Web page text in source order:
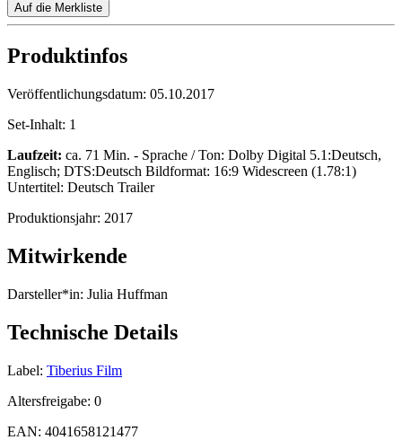
Auf die Merkliste
Produktinfos
Veröffentlichungsdatum: 05.10.2017
Set-Inhalt: 1
Laufzeit: ca. 71 Min. - Sprache / Ton: Dolby Digital 5.1:Deutsch,
Englisch; DTS:Deutsch Bildformat: 16:9 Widescreen (1.78:1)
Untertitel: Deutsch Trailer
Produktionsjahr: 2017
Mitwirkende
Darsteller*in: Julia Huffman
Technische Details
Label: Tiberius Film
Altersfreigabe: 0
EAN: 4041658121477